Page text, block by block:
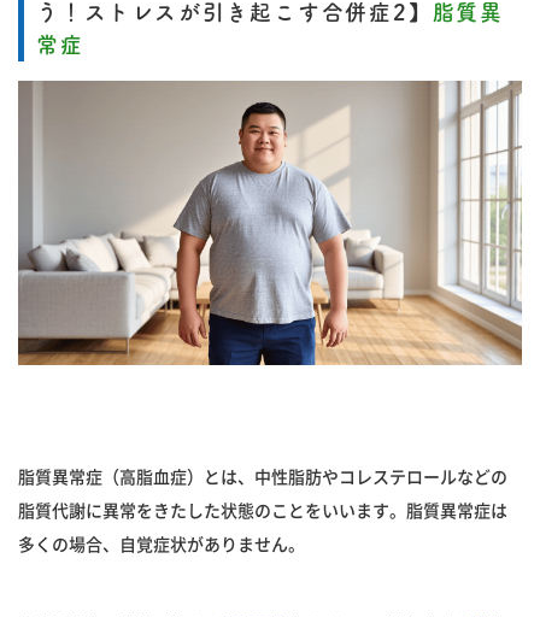
う！ストレスが引き起こす合併症2】 脂質異
常症
脂質異常症（高脂血症）とは、中性脂肪やコレステロールなどの
脂質代謝に異常をきたした状態のことをいいます。脂質異常症は
多くの場合、自覚症状がありません。